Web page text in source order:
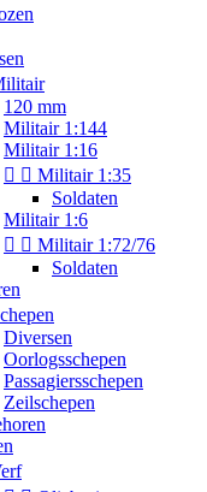
120 mm
Militair 1:144
Militair 1:16
  Militair 1:35
Soldaten
Militair 1:6
  Militair 1:72/76
Soldaten
Diversen
Oorlogsschepen
Passagiersschepen
Zeilschepen